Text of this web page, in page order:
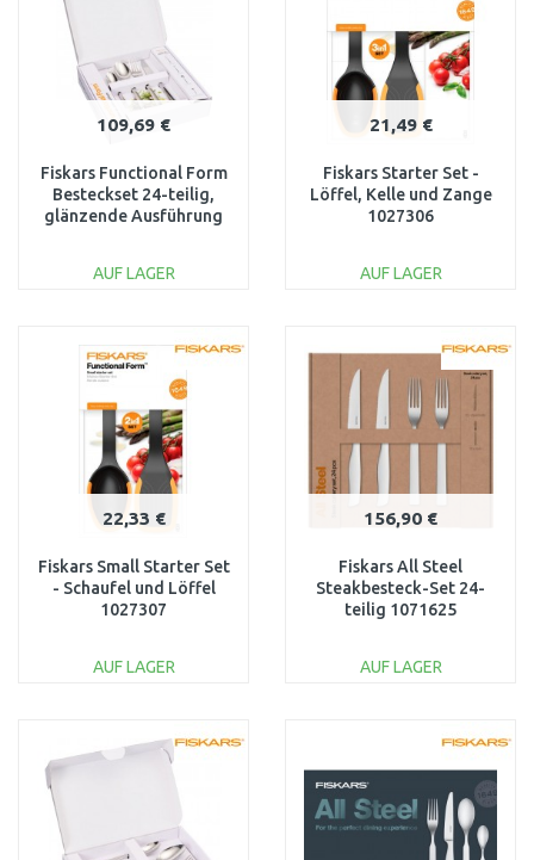
109,69 €
Fiskars Functional Form
Besteckset 24-teilig,
glänzende Ausführung
AUF LAGER
Vergleichen
21,49 €
Fiskars Starter Set -
Löffel, Kelle und Zange
1027306
AUF LAGER
Vergleichen
22,33 €
Fiskars Small Starter Set
- Schaufel und Löffel
1027307
AUF LAGER
Vergleichen
156,90 €
Fiskars All Steel
Steakbesteck-Set 24-
teilig 1071625
AUF LAGER